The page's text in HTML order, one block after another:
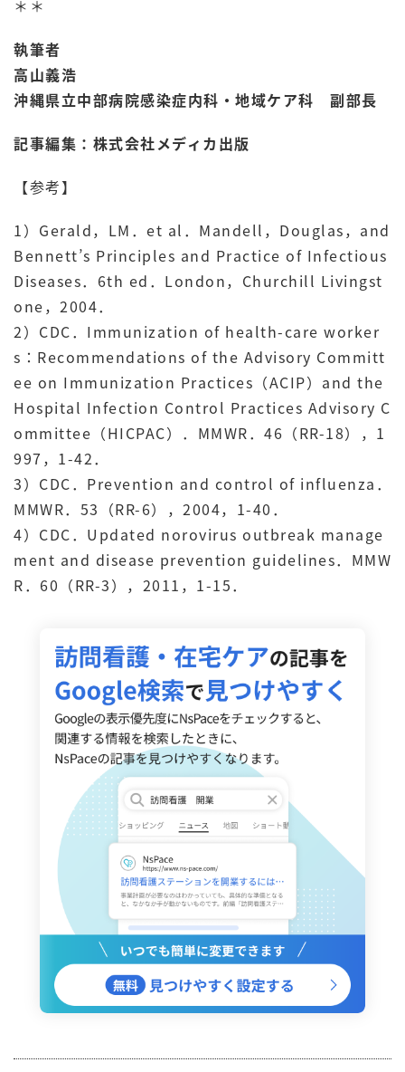
＊＊
執筆者
高山義浩
沖縄県立中部病院感染症内科・地域ケア科 副部長
記事編集：株式会社メディカ出版
【参考】
1）Gerald，LM．et al．Mandell，Douglas，and
Bennett’s Principles and Practice of Infectious
Diseases．6th ed．London，Churchill Livingst
one，2004．
2）CDC．Immunization of health-care worker
s：Recommendations of the Advisory Committ
ee on Immunization Practices（ACIP）and the
Hospital Infection Control Practices Advisory C
ommittee（HICPAC）．MMWR．46（RR-18），1
997，1-42．
3）CDC．Prevention and control of influenza．
MMWR．53（RR-6），2004，1-40．
4）CDC．Updated norovirus outbreak manage
ment and disease prevention guidelines．MMW
R．60（RR-3），2011，1-15．